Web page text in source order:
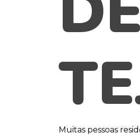
Muitas pessoas